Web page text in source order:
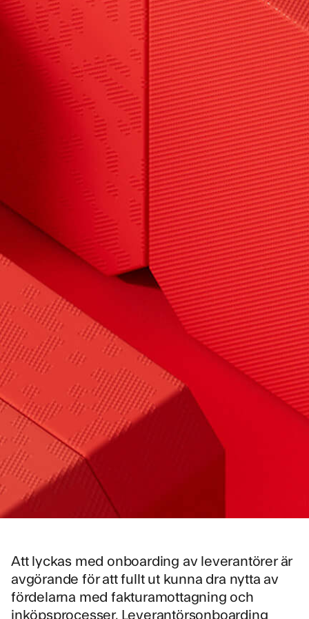
Att lyckas med onboarding av leverantörer är
avgörande för att fullt ut kunna dra nytta av
fördelarna med fakturamottagning och
inköpsprocesser. Leverantörsonboarding